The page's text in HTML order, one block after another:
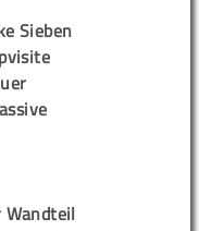
Sieben